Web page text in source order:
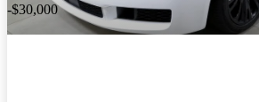
-$30,000